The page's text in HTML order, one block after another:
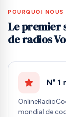
POURQUOI NOUS
Le premier
de radios
N° 1
mondial de